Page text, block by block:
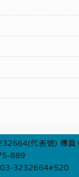
代表號) 傳
889
03-3232664#520